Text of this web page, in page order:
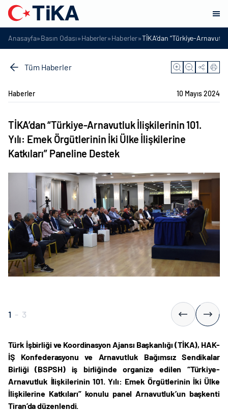
Anasayfa»Basın Odası»Haberler»Haberler»TİKA’dan “Türkiye-
Tüm Haberler
Haberler 10 Mayıs 2024
TİKA’dan “Türkiye-Arnavutluk İlişkilerinin 101.
Yılı: Emek Örgütlerinin İki Ülke İlişkilerine
Katkıları” Paneline Destek
1 - 3
Türk İşbirliği ve Koordinasyon Ajansı Başkanlığı (TİKA), HAK-
İŞ Konfederasyonu ve Arnavutluk Bağımsız Sendikalar
Birliği (BSPSH) iş birliğinde organize edilen “Türkiye-
Arnavutluk İlişkilerinin 101. Yılı: Emek Örgütlerinin İki Ülke
İlişkilerine Katkıları” konulu panel Arnavutluk’un başkenti
Tiran’da düzenlendi.